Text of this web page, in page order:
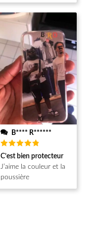
B**** R******
Note5
sur 5
C’est bien protecteur
J’aime la couleur et la
poussière